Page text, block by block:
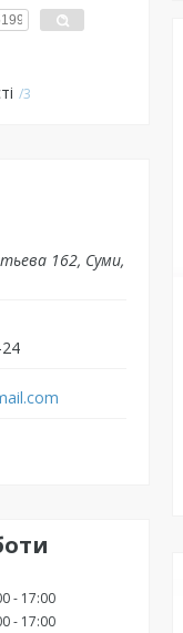
3
162, Суми,
17:00
17:00